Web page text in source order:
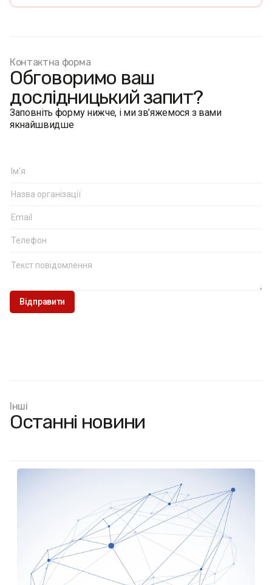
Контактна форма
Обговоримо ваш
дослідницький запит?
Заповніть форму нижче, і ми зв’яжемося з вами
якнайшвидше
Інші
Останні новини